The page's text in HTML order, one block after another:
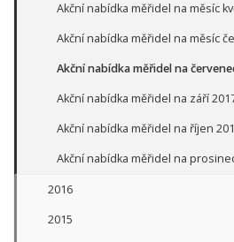
Akční nabídka měřidel na měsíc
Akční nabídka měřidel na měsíc
Akční nabídka měřidel na
Akční nabídka měřidel na září
Akční nabídka měřidel na říjen
Akční nabídka měřidel na
2016
2015